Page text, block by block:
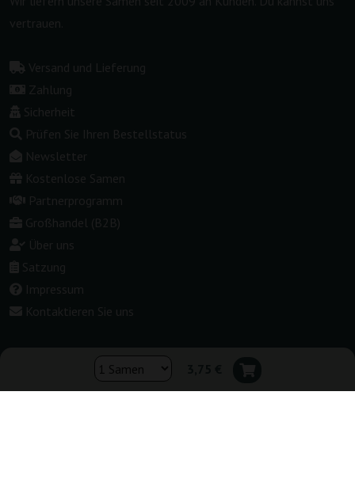
vertrauen.
Versand und Lieferung
Zahlung
Sicherheit
Prüfen Sie Ihren Bestellstatus
Newsletter
Kostenlose Samen
Partnerprogramm
Großhandel (B2B)
Über uns
Satzung
Impressum
Kontaktieren Sie uns
Shop wechseln: